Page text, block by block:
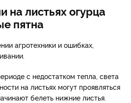
на листьях огурца
пятна
агротехники и ошибках,
с недостатком тепла, света
на листьях могут проявляться
белеть нижние листья.